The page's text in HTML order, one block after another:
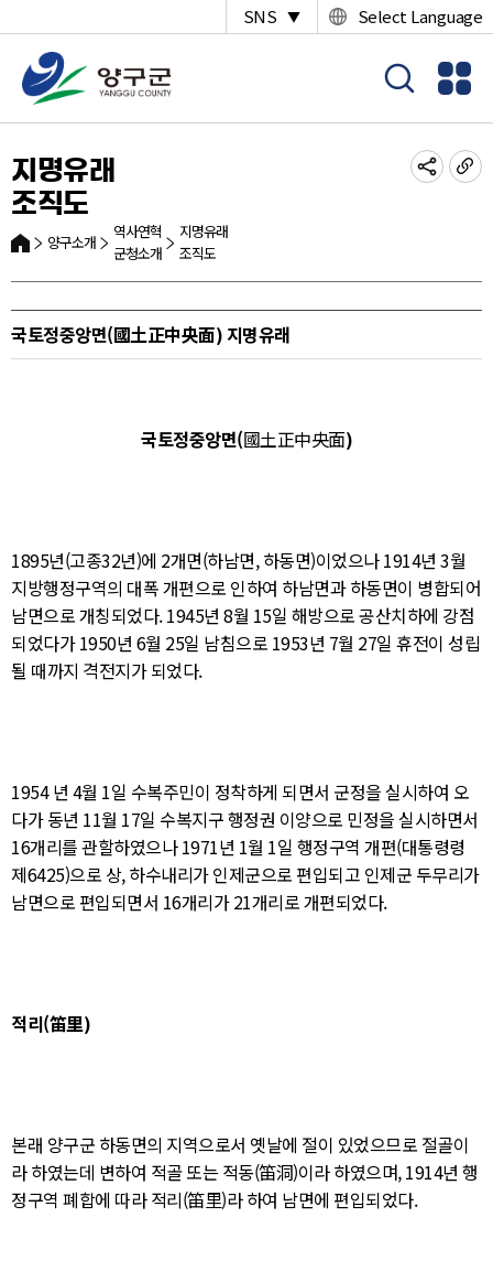
SNS ▼ Select Language
지명유래
조직도
양구소개
역사연혁
군청소개
지명유래
조직도
국토정중앙면(國土正中央面) 지명유래
국토정중앙면(國土正中央面​)
1895년(고종32년)에 2개면(하남면, 하동면)이었으나 1914년 3월
지방행정구역의 대폭 개편으로 인하여 하남면과 하동면이 병합되어
남면으로 개칭되었다. 1945년 8월 15일 해방으로 공산치하에 강점
되었다가 1950년 6월 25일 남침으로 1953년 7월 27일 휴전이 성립
될 때까지 격전지가 되었다.
1954 년 4월 1일 수복주민이 정착하게 되면서 군정을 실시하여 오
다가 동년 11월 17일 수복지구 행정권 이양으로 민정을 실시하면서
16개리를 관할하였으나 1971년 1월 1일 행정구역 개편(대통령령
제6425)으로 상, 하수내리가 인제군으로 편입되고 인제군 두무리가
남면으로 편입되면서 16개리가 21개리로 개편되었다.
적리(笛里)
본래 양구군 하동면의 지역으로서 옛날에 절이 있었으므로 절골이
라 하였는데 변하여 적골 또는 적동(笛洞)이라 하였으며, 1914년 행
정구역 폐합에 따라 적리(笛里)라 하여 남면에 편입되었다.